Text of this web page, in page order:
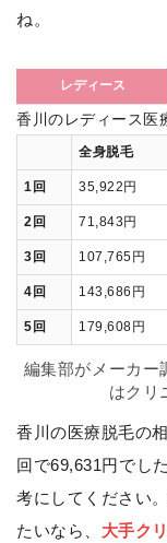
ね。
レディース
香川のレディース医
全身脱毛
1回 35,922円
2回 71,843円
3回 107,765円
4回 143,686円
5回 179,608円
編集部がメーカー
はクリ
香川の医療脱毛の
回で69,631円でし
考にしてください
たいなら、 大手ク